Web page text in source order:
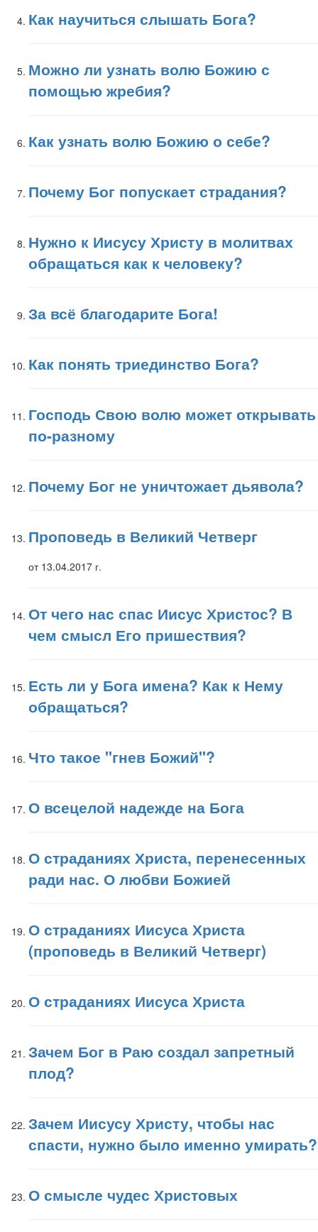
Как научиться слышать Бога?
Можно ли узнать волю Божию с
помощью жребия?
Как узнать волю Божию о себе?
Почему Бог попускает страдания?
Нужно к Иисусу Христу в молитвах
обращаться как к человеку?
За всё благодарите Бога!
Как понять триединство Бога?
Господь Свою волю может открывать
по-разному
Почему Бог не уничтожает дьявола?
Проповедь в Великий Четверг
от 13.04.2017 г.
От чего нас спас Иисус Христос? В
чем смысл Его пришествия?
Есть ли у Бога имена? Как к Нему
обращаться?
Что такое "гнев Божий"?
О всецелой надежде на Бога
О страданиях Христа, перенесенных
ради нас. О любви Божией
О страданиях Иисуса Христа
(проповедь в Великий Четверг)
О страданиях Иисуса Христа
Зачем Бог в Раю создал запретный
плод?
Зачем Иисусу Христу, чтобы нас
спасти, нужно было именно умирать?
О смысле чудес Христовых